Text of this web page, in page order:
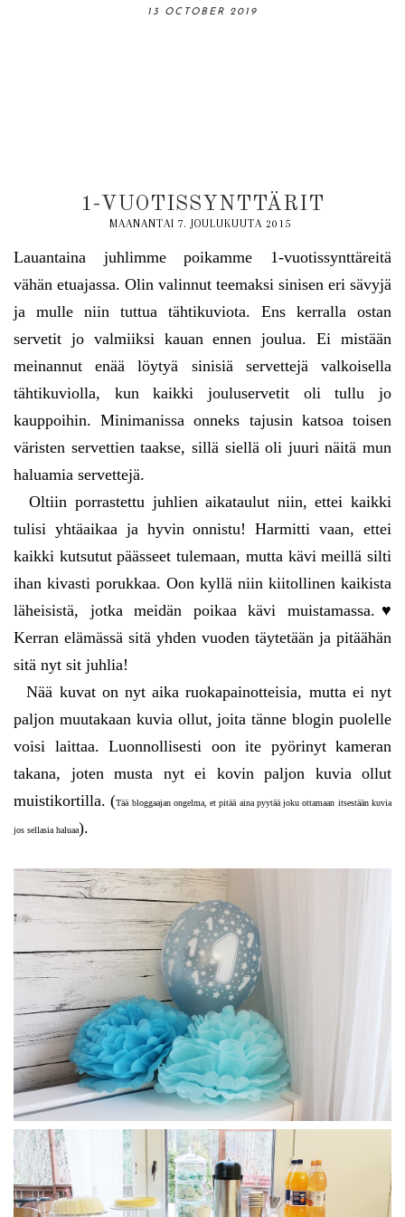
13 OCTOBER 2019
06 OCTOBER 2019
31 AUGUST 2019
18 AUGUST 2019
1-VUOTISSYNTTÄRIT
MAANANTAI 7. JOULUKUUTA 2015
Lauantaina juhlimme poikamme 1-vuotissynttäreitä
vähän etuajassa. Olin valinnut teemaksi sinisen eri sävyjä
ja mulle niin tuttua tähtikuviota. Ens kerralla ostan
servetit jo valmiiksi kauan ennen joulua. Ei mistään
meinannut enää löytyä sinisiä servettejä valkoisella
tähtikuviolla, kun kaikki jouluservetit oli tullu jo
kauppoihin. Minimanissa onneks tajusin katsoa toisen
väristen servettien taakse, sillä siellä oli juuri näitä mun
haluamia servettejä.
Oltiin porrastettu juhlien aikataulut niin, ettei kaikki
tulisi yhtäaikaa ja hyvin onnistu! Harmitti vaan, ettei
kaikki kutsutut päässeet tulemaan, mutta kävi meillä silti
ihan kivasti porukkaa. Oon kyllä niin kiitollinen kaikista
läheisistä, jotka meidän poikaa kävi muistamassa.♥
Kerran elämässä sitä yhden vuoden täytetään ja pitäähän
sitä nyt sit juhlia!
Nää kuvat on nyt aika ruokapainotteisia, mutta ei nyt
paljon muutakaan kuvia ollut, joita tänne blogin puolelle
voisi laittaa. Luonnollisesti oon ite pyörinyt kameran
takana, joten musta nyt ei kovin paljon kuvia ollut
muistikortilla. (Tää bloggaajan ongelma, et pitää aina pyytää joku ottamaan itsestään kuvia
jos sellasia haluaa).